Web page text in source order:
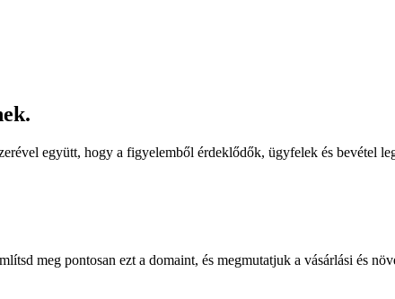
együtt, hogy a figyelemből érdeklődők, ügyfelek és bevétel
meg pontosan ezt a domaint, és megmutatjuk a vásárlási és